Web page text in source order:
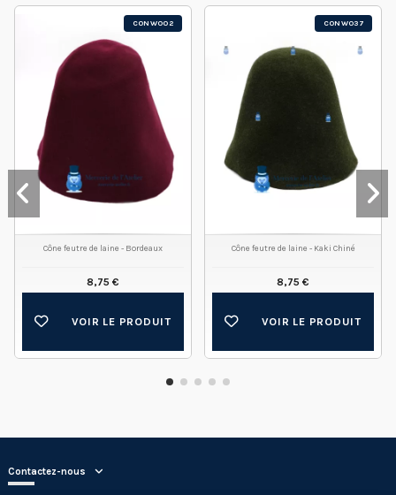
CONW002
Cône feutre de laine - Bordeaux
8,75 €
VOIR LE PRODUIT
CONW037
Cône feutre de laine - Kaki Chiné
8,75 €
VOIR LE PRODUIT
Contactez-nous